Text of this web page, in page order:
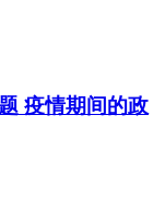
疫情期间的政